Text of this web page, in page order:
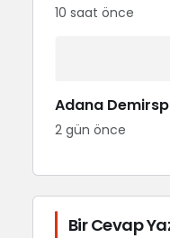
10 saat önce
Adana
2 gün önce
Bir Cevap